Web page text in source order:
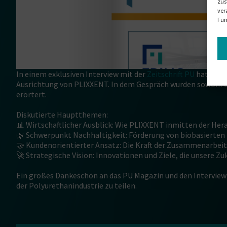
In einem exklusiven Interview mit der Zeitschrift PU hat
Ausrichtung von PLIXXENT. In dem Gespräch wurden
erörtert.
Diskutierte Hauptthemen:
📊 Wirtschaftlicher Ausblick: Wie PLIXXENT inmitten der
🌿 Schwerpunkt Nachhaltigkeit: Förderung von
🤝 Kundenorientierter Ansatz: Die Kraft der
🚀 Strategische Vision: Innovationen und Ziele, die unsere
Ein großes Dankeschön an das PU Magazin und den
der Polyurethanindustrie zu teilen.